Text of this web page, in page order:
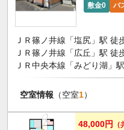
敷金0 バ
ＪＲ篠ノ井線「塩尻」駅 徒
ＪＲ篠ノ井線「広丘」駅 徒
ＪＲ中央本線「みどり湖」
空室情報 （空室1）
48,000円